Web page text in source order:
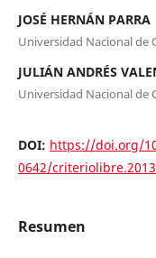
JOSÉ HERNÁN PARRA
Universidad Nacional de
JULIÁN ANDRÉS
Universidad Nacional de
DOI: https://doi.org/
0642/
Resumen